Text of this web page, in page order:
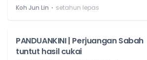
Koh Jun Lin ⋅ setahun lepas
PANDUANKINI | Perjuangan Sabah
tuntut hasil cukai